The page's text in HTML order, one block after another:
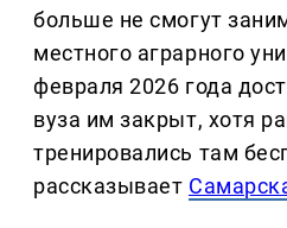
больше не смогут
местного аграрного
февраля 2026 года
вуза им закрыт, хотя
тренировались там
рассказывает